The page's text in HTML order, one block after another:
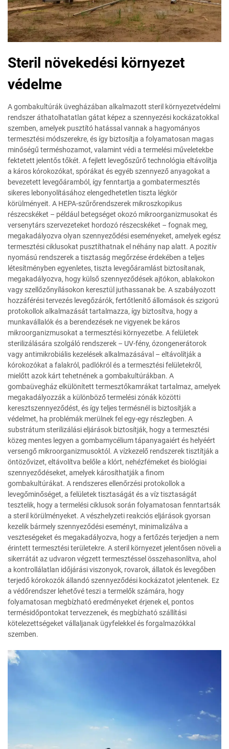
Steril növekedési környezet
védelme
A gombakultúrák üvegházában alkalmazott steril környezetvédelmi
rendszer áthatolhatatlan gátat képez a szennyezési kockázatokkal
szemben, amelyek pusztító hatással vannak a hagyományos
termesztési módszerekre, és így biztosítja a folyamatosan magas
minőségű terméshozamot, valamint védi a termelési műveletekbe
fektetett jelentős tőkét. A fejlett levegőszűrő technológia eltávolítja
a káros kórokozókat, spórákat és egyéb szennyező anyagokat a
bevezetett levegőáramból, így fenntartja a gombatermesztés
sikeres lebonyolításához elengedhetetlen tiszta légkör
körülményeit. A HEPA-szűrőrendszerek mikroszkopikus
részecskéket – például betegséget okozó mikroorganizmusokat és
versenytárs szervezeteket hordozó részecskéket – fognak meg,
megakadályozva olyan szennyeződési eseményeket, amelyek egész
termesztési ciklusokat pusztíthatnak el néhány nap alatt. A pozitív
nyomású rendszerek a tisztaság megőrzése érdekében a teljes
létesítményben egyenletes, tiszta levegőáramlást biztosítanak,
megakadályozva, hogy külső szennyeződések ajtókon, ablakokon
vagy szellőzőnyílásokon keresztül juthassanak be. A szabályozott
hozzáférési tervezés levegőzárók, fertőtlenítő állomások és szigorú
protokollok alkalmazását tartalmazza, így biztosítva, hogy a
munkavállalók és a berendezések ne vigyenek be káros
mikroorganizmusokat a termesztési környezetbe. A felületek
sterilizálására szolgáló rendszerek – UV-fény, ózongenerátorok
vagy antimikrobiális kezelések alkalmazásával – eltávolítják a
kórokozókat a falakról, padlókról és a termesztési felületekről,
mielőtt azok kárt tehetnének a gombakultúrákban. A
gombaüvegház elkülönített termesztőkamrákat tartalmaz, amelyek
megakadályozzák a különböző termelési zónák közötti
keresztszennyeződést, és így teljes termésnél is biztosítják a
védelmet, ha problémák merülnek fel egy-egy részlegben. A
substrátum sterilizálási eljárások biztosítják, hogy a termesztési
közeg mentes legyen a gombamycélium tápanyagaiért és helyéért
versengő mikroorganizmusoktól. A vízkezelő rendszerek tisztítják a
öntözővizet, eltávolítva belőle a klórt, nehézfémeket és biológiai
szennyeződéseket, amelyek károsíthatják a finom
gombakultúrákat. A rendszeres ellenőrzési protokollok a
levegőminőséget, a felületek tisztaságát és a víz tisztaságát
tesztelik, hogy a termelési ciklusok során folyamatosan fenntartsák
a steril körülményeket. A vészhelyzeti reakciós eljárások gyorsan
kezelik bármely szennyeződési eseményt, minimalizálva a
veszteségeket és megakadályozva, hogy a fertőzés terjedjen a nem
érintett termesztési területekre. A steril környezet jelentősen növeli a
sikerrátát az udvaron végzett termesztéssel összehasonlítva, ahol
a kontrollálatlan időjárási viszonyok, rovarok, állatok és levegőben
terjedő kórokozók állandó szennyeződési kockázatot jelentenek. Ez
a védőrendszer lehetővé teszi a termelők számára, hogy
folyamatosan megbízható eredményeket érjenek el, pontos
termésidőpontokat tervezzenek, és megbízható szállítási
kötelezettségeket vállaljanak ügyfelekkel és forgalmazókkal
szemben.